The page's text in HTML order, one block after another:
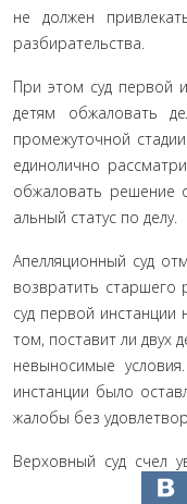
не должен
разбирательства.
При этом суд первой
детям обжаловать
промежуточной
единолично
обжаловать решение
альный статус по делу.
Апелляционный суд
возвратить
суд первой
том, поставит ли двух
невыносимые
инстанции было
жалобы без
Верховный суд счел
решение,